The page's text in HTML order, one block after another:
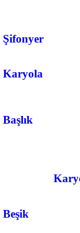
Şifonyer
Karyola
Başlık
Beşik